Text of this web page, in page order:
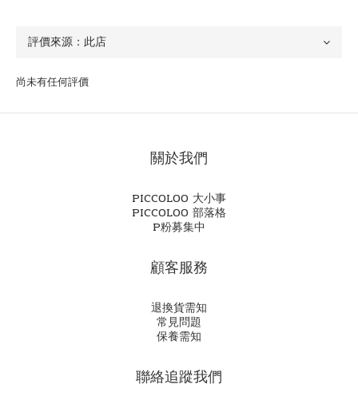
尚未有任何評價
關於我們
PICCOLOO 大小事
PICCOLOO 部落格
P粉募集中
顧客服務
退換貨需知
常見問題
保養需知
聯絡追蹤我們